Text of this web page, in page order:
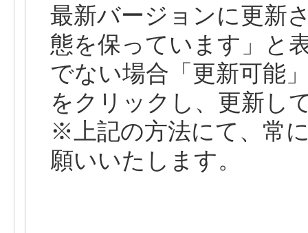
最新バージョンに更新
態を保っています」と
でない場合「更新可能
をクリックし、更新し
※上記の方法にて、常
願いいたします。